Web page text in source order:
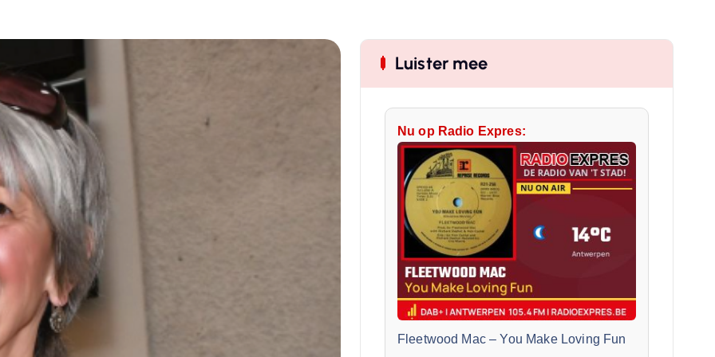
Luister mee
Nu op Radio Expres:
Fleetwood Mac–You Make Loving Fun